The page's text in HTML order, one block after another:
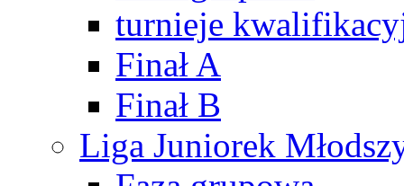
turnieje
Finał A
Finał B
Liga Juniorek